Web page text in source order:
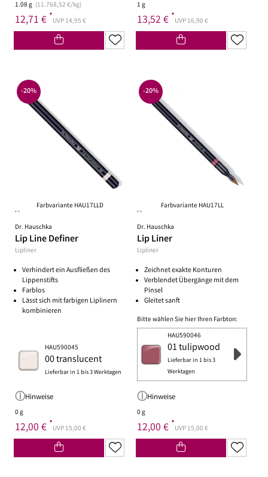
1.08 g (11.768,52 €/kg)
12,71 € *UVP 14,95 €
1 g
13,52 € *UVP 16,90 €
Farbvariante HAU17LLD
**
Dr. Hauschka
Lip Line Definer
Lipliner
Verhindert ein Ausfließen des
Lippenstifts
Farblos
Lässt sich mit farbigen Liplinern
kombinieren
HAU590045
00 translucent
Lieferbar in 1 bis 3 Werktagen
Hinweise
0 g
12,00 € *UVP 15,00 €
-20%
Farbvariante HAU17LL
**
Dr. Hauschka
Lip Liner
Lipliner
Zeichnet exakte Konturen
Verblendet Übergänge mit dem
Pinsel
Gleitet sanft
Bitte wählen Sie hier Ihren Farbton:
HAU590046
01 tulipwood
Lieferbar in 1 bis 3
Werktagen
Hinweise
0 g
12,00 € *UVP 15,00 €
-20%